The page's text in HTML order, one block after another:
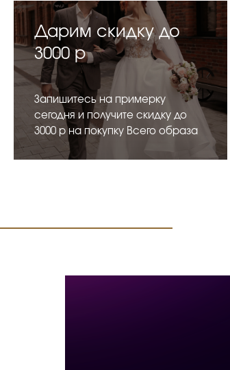
Дарим скидку до
3000 р
Запишитесь на примерку
сегодня и получите скидку до
3000 р на покупку Всего образа